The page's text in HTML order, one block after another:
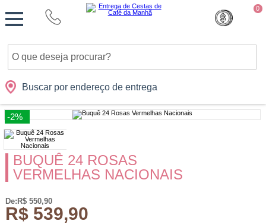
0
Buscar por endereço de entrega
Cidades Presentes Datas Shopping
Monte
sua
-2%
BUQUÊ 24 ROSAS
VERMELHAS NACIONAIS
De:R$ 550,90
R$ 539,90